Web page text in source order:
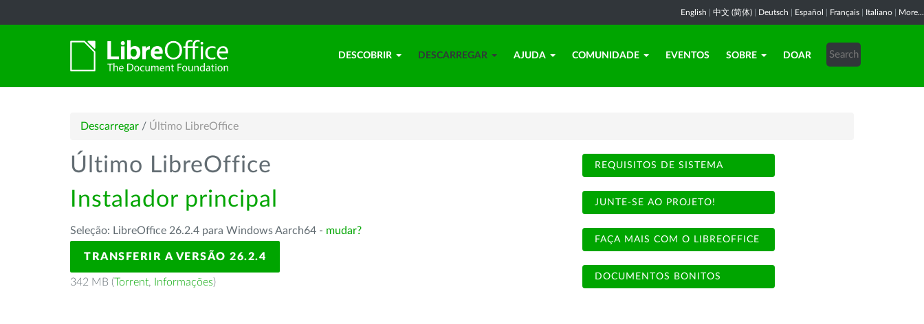
English 中文 (简体) Deutsch Español Français Italiano More...
DESCOBRIR DESCARREGAR AJUDA COMUNIDADE EVENTOS SOBRE DOAR
Descarregar / Último LibreOffice
Último LibreOffice
Instalador principal
Seleção: LibreOffice 26.2.4 para Windows Aarch64 - mudar?
TRANSFERIR A VERSÃO 26.2.4
342 MB (Torrent, Informações)
REQUISITOS DE SISTEMA
JUNTE-SE AO PROJETO!
FAÇA MAIS COM O LIBREOFFICE
DOCUMENTOS BONITOS